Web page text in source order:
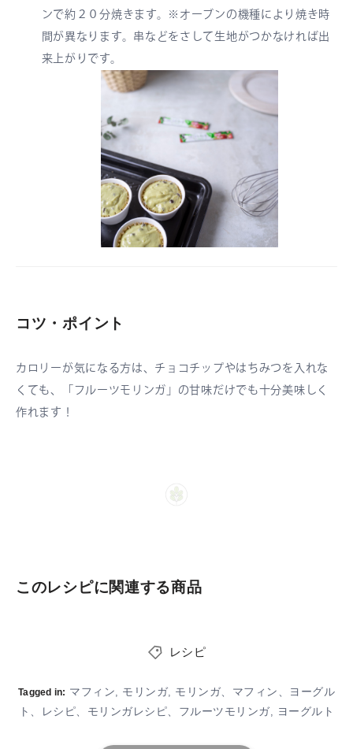
ンで約２０分焼きます。※オーブンの機種により焼き時
間が異なります。串などをさして生地がつかなければ出
来上がりです。
コツ・ポイント
カロリーが気になる方は、チョコチップやはちみつを入れな
くても、「フルーツモリンガ」の甘味だけでも十分美味しく
作れます！
このレシピに関連する商品
レシピ
Tagged in: マフィン, モリンガ, モリンガ、マフィン、ヨーグル
ト、レシピ、モリンガレシピ、フルーツモリンガ, ヨーグルト